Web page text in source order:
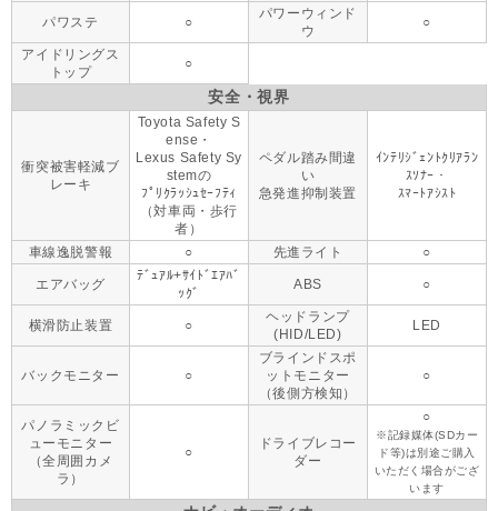
パワステ ○
パワーウィンド
ウ
○
アイドリングス
トップ
○
安全・視界
衝突被害軽減ブ
レーキ
Toyota Safety S
ense・
Lexus Safety Sy
stemの
ﾌﾟﾘｸﾗｯｼｭｾｰﾌﾃｨ
（対車両・歩行
者）
ペダル踏み間違
い
急発進抑制装置
ｲﾝﾃﾘｼﾞｪﾝﾄｸﾘｱﾗﾝ
ｽｿﾅｰ・
ｽﾏｰﾄｱｼｽﾄ
車線逸脱警報 ○ 先進ライト ○
エアバッグ
ﾃﾞｭｱﾙ+ｻｲﾄﾞｴｱﾊﾞ
ｯｸﾞ
ABS ○
横滑防止装置 ○
ヘッドランプ
(HID/LED)
LED
バックモニター ○
ブラインドスポ
ットモニター
（後側方検知）
○
パノラミックビ
ューモニター
（全周囲カメ
ラ）
○
ドライブレコー
ダー
○
※記録媒体(SDカー
ド等)は別途ご購入
いただく場合がござ
います